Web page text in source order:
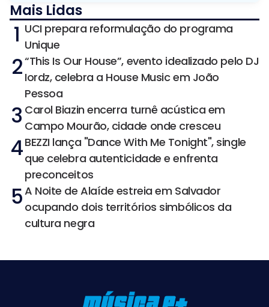
Mais Lidas
1 UCI prepara reformulação do programa
Unique
2“This Is Our House”, evento idealizado pelo DJ
Iordz, celebra a House Music em João
Pessoa
3 Carol Biazin encerra turnê acústica em
Campo Mourão, cidade onde cresceu
4BEZZI lança "Dance With Me Tonight", single
que celebra autenticidade e enfrenta
preconceitos
5A Noite de Alaíde estreia em Salvador
ocupando dois territórios simbólicos da
cultura negra